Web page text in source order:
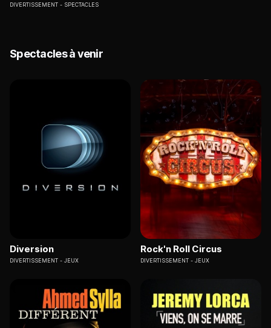
DIVERTISSEMENT SPECTACLES
Spectacles à venir
Diversion
DIVERTISSEMENT JEUX
Rock'n Roll Circus
DIVERTISSEMENT JEUX